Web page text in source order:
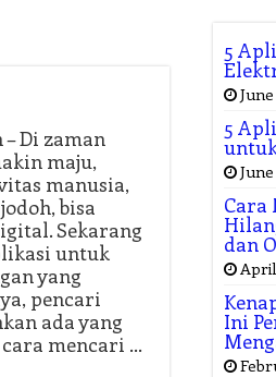
Di zaman
maju,
manusia,
bisa
Sekarang
untuk
yang
pencari
ada yang
mencari …
5
5
Cara
dan
April
Ini